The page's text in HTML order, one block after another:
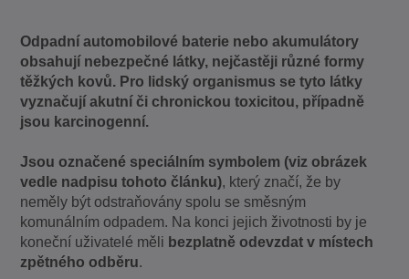
Odpadní automobilové baterie nebo akumulátory
obsahují nebezpečné látky, nejčastěji různé formy
těžkých kovů. Pro lidský organismus se tyto látky
vyznačují akutní či chronickou toxicitou, případně
jsou karcinogenní.
Jsou označené speciálním symbolem (viz obrázek
vedle nadpisu tohoto článku), který značí, že by
neměly být odstraňovány spolu se směsným
komunálním odpadem. Na konci jejich životnosti by je
koneční uživatelé měli bezplatně odevzdat v místech
zpětného odběru.